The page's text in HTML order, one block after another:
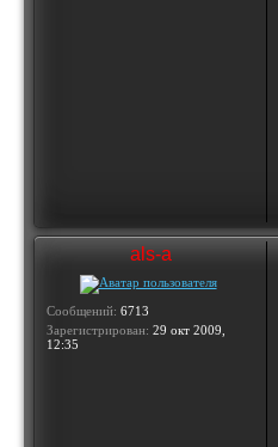
als-a
Сообщений: 6713
Зарегистрирован: 29 окт 2009,
12:35